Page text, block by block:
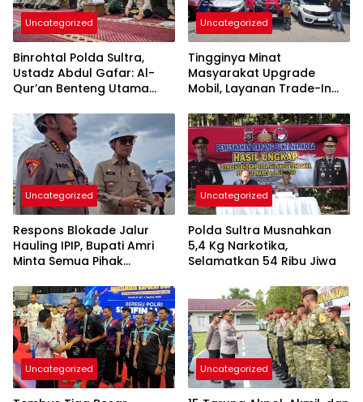
Uncategorized
Binrohtal Polda Sultra,
Ustadz Abdul Gafar: Al-
Qur’an Benteng Utama
Penyimpangan Sosial
Uncategorized
Tingginya Minat
Masyarakat Upgrade
Mobil, Layanan Trade-In
Permintaan
Uncategorized
Respons Blokade Jalur
Hauling IPIP, Bupati Amri
Minta Semua Pihak
Kepastian Hukum
Uncategorized
Polda Sultra Musnahkan
5,4 Kg Narkotika,
Selamatkan 54 Ribu Jiwa
Uncategorized Uncategorized